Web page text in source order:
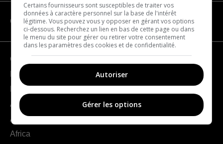
CATEGORIES
Geography
France
Americas
Asia
Africa
Certains fournisseurs sont susceptibles de traiter vos
données à caractère personnel sur la base de l'intérêt
légitime. Vous pouvez vous y opposer en gérant vos options
ci-dessous. Recherchez un lien en bas de cette page ou dans
le menu du site pour gérer ou retirer votre consentement
dans les paramètres des cookies et de confidentialité.
Autoriser
Gérer les options